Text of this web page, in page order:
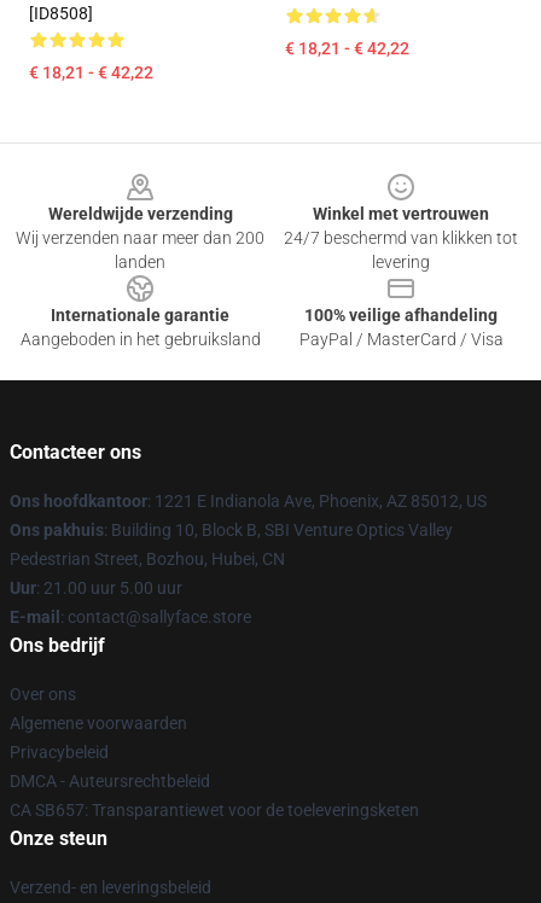
[ID8508]
€ 18,21 - € 42,22
€ 18,21 - € 42,22
Wereldwijde verzending
Wij verzenden naar meer dan 200
landen
Winkel met vertrouwen
24/7 beschermd van klikken tot
levering
Internationale garantie
Aangeboden in het gebruiksland
100% veilige afhandeling
PayPal / MasterCard / Visa
Contacteer ons
Ons hoofdkantoor: 1221 E Indianola Ave, Phoenix, AZ 85012, US
Ons pakhuis: Building 10, Block B, SBI Venture Optics Valley
Pedestrian Street, Bozhou, Hubei, CN
Uur: 21.00 uur 5.00 uur
E-mail : contact@sallyface.store
Ons bedrijf
Over ons
Algemene voorwaarden
Privacybeleid
DMCA - Auteursrechtbeleid
CA SB657: Transparantiewet voor de toeleveringsketen
Onze steun
Verzend- en leveringsbeleid